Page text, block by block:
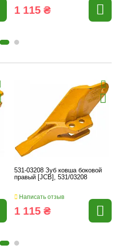
1 115 ₴
531-03208 Зуб ковша боковой
правый [JCB], 531/03208
Написать отзыв
1 115 ₴